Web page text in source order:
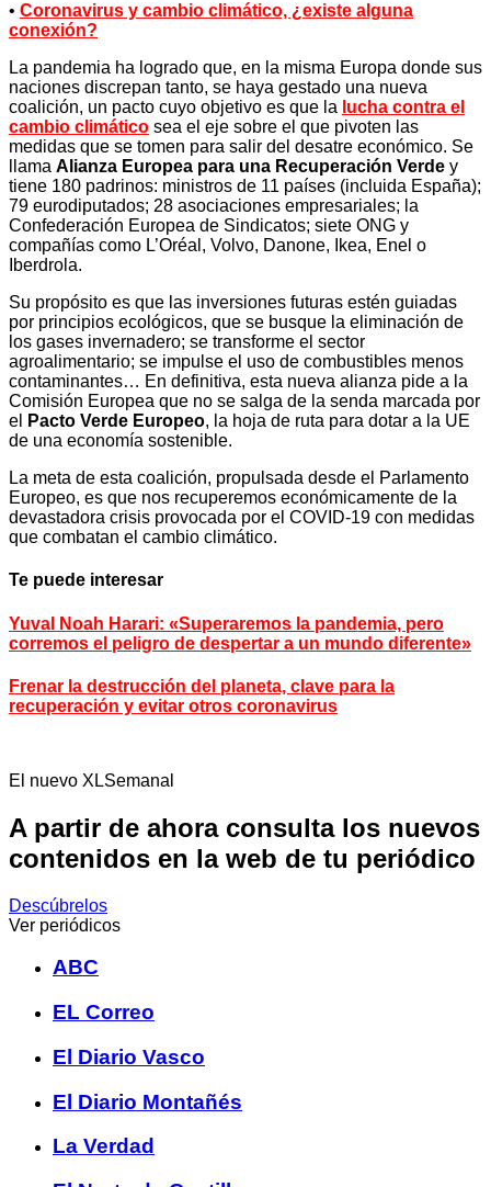
• Coronavirus y cambio climático, ¿existe alguna
conexión?
La pandemia ha logrado que, en la misma Europa donde sus
naciones discrepan tanto, se haya gestado una nueva
coalición, un pacto cuyo objetivo es que la lucha contra el
cambio climático sea el eje sobre el que pivoten las
medidas que se tomen para salir del desatre económico. Se
llama Alianza Europea para una Recuperación Verde y
tiene 180 padrinos: ministros de 11 países (incluida España);
79 eurodiputados; 28 asociaciones empresariales; la
Confederación Europea de Sindicatos; siete ONG y
compañías como L’Oréal, Volvo, Danone, Ikea, Enel o
Iberdrola.
Su propósito es que las inversiones futuras estén guiadas
por principios ecológicos, que se busque la eliminación de
los gases invernadero; se transforme el sector
agroalimentario; se impulse el uso de combustibles menos
contaminantes… En definitiva, esta nueva alianza pide a la
Comisión Europea que no se salga de la senda marcada por
el
Pacto Verde Europeo, la hoja de ruta para dotar a la UE
de una economía sostenible.
La meta de esta coalición, propulsada desde el Parlamento
Europeo, es que nos recuperemos económicamente de la
devastadora crisis provocada por el COVID-19 con medidas
que combatan el cambio climático.
Te puede interesar
Yuval Noah Harari: «Superaremos la pandemia, pero
corremos el peligro de despertar a un mundo diferente»
Frenar la destrucción del planeta, clave para la
recuperación y evitar otros coronavirus
El nuevo XLSemanal
A partir de ahora consulta los nuevos
contenidos en la web de tu periódico
Descúbrelos
Ver periódicos
ABC
EL Correo
El Diario Vasco
El Diario Montañés
La Verdad